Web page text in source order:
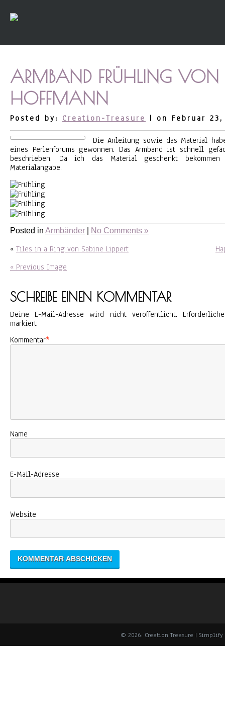
ARMBAND FRÜHLING VON
HOFFMANN
Posted by: Creation-Treasure | on Februar 23,
Die Anleitung sowie das Material
eines Perlenforums gewonnen. Das Armband ist schnell
beschrieben. Da ich das Material geschenkt
Materialangabe.
Posted in Armbänder No Comments »
« Tiles in a Ring von Sabine Lippert
« Previous Image
SCHREIBE EINEN KOMMENTAR
Deine E-Mail-Adresse wird nicht veröffentlicht.
markiert
Kommentar*
Name
E-Mail-Adresse
Website
© 2026: Creation Treasure | Simplify